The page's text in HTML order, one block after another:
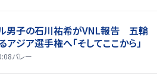
男子の石川祐希がVNL報告 五輪
アジア選手権へ「そしてここから」
バレー